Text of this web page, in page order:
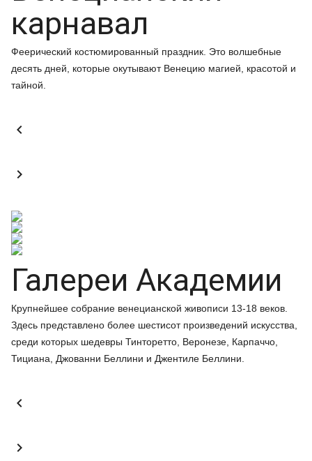
карнавал
Феерический костюмированный праздник. Это волшебные
десять дней, которые окутывают Венецию магией, красотой и
тайной.


Галереи Академии
Крупнейшее собрание венецианской живописи 13-18 веков.
Здесь представлено более шестисот произведений искусства,
среди которых шедевры Тинторетто, Веронезе, Карпаччо,
Тициана, Джованни Беллини и Джентиле Беллини.

